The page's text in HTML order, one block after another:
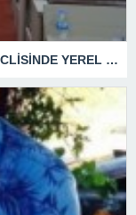
KUŞADASI TİCARET ODASI TEMMUZ MECLİSİNDE YEREL İŞLETMELERE ANLAMLI DESTEK